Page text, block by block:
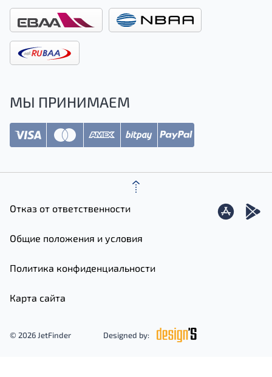
МЫ ПРИНИМАЕМ
Отказ от ответственности
Общие положения и условия
Политика конфиденциальности
Карта сайта
© 2026 JetFinder Designed by: